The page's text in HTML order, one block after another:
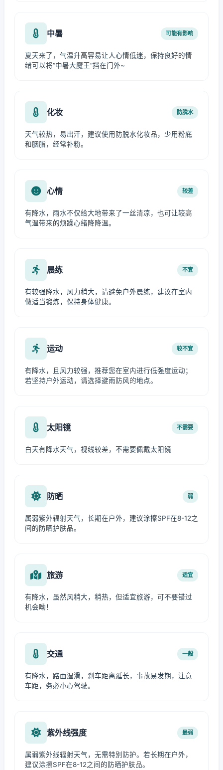
中暑 可能有影响
夏天来了，气温升高容易让人心情低迷，保持良好的情
绪可以将“中暑大魔王”挡在门外~
化妆 防脱水
天气较热，易出汗，建议使用防脱水化妆品，少用粉底
和胭脂，经常补粉。
心情 较差
有降水，雨水不仅给大地带来了一丝清凉，也可让较高
气温带来的烦躁心绪降降温。
晨练 不宜
有较强降水，风力稍大，请避免户外晨练，建议在室内
做适当锻炼，保持身体健康。
运动 较不宜
有降水，且风力较强，推荐您在室内进行低强度运动；
若坚持户外运动，请选择避雨防风的地点。
太阳镜 不需要
白天有降水天气，视线较差，不需要佩戴太阳镜
防晒 弱
属弱紫外辐射天气，长期在户外，建议涂擦SPF在8-12之
间的防晒护肤品。
旅游 适宜
有降水，虽然风稍大，稍热，但适宜旅游，可不要错过
机会呦！
交通 一般
有降水，路面湿滑，刹车距离延长，事故易发期，注意
车距，务必小心驾驶。
紫外线强度 最弱
属弱紫外线辐射天气，无需特别防护。若长期在户外，
建议涂擦SPF在8-12之间的防晒护肤品。